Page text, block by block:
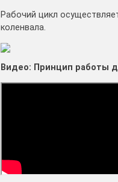
Рабочий цикл
коленвала.
Видео: Принцип работы